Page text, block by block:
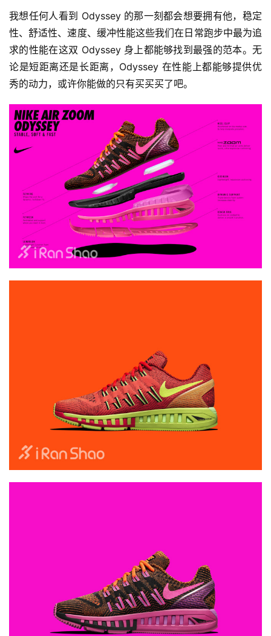
我想任何人看到 Odyssey 的那一刻都会想要拥有他，稳定
性、舒适性、速度、缓冲性能这些我们在日常跑步中最为追
求的性能在这双 Odyssey 身上都能够找到最强的范本。无
论是短距离还是长距离，Odyssey 在性能上都能够提供优
秀的动力，或许你能做的只有买买买了吧。